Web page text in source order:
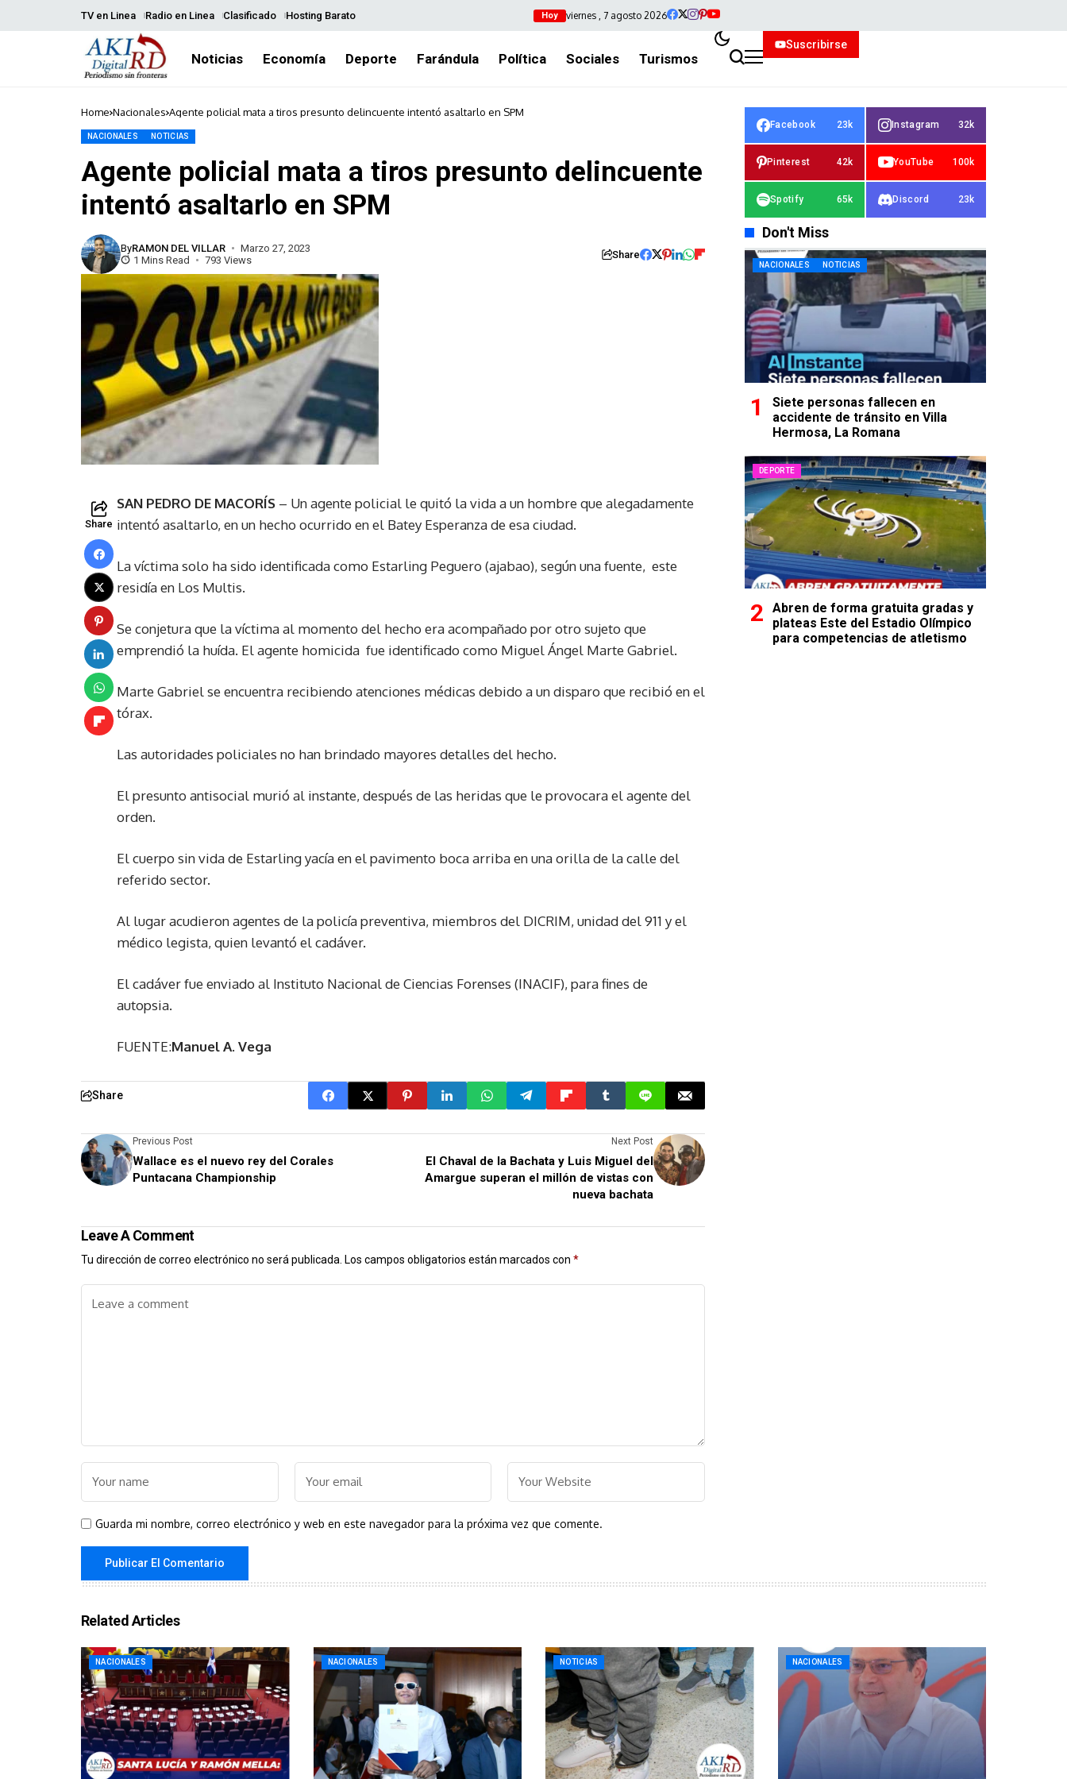
TV en Linea Radio en Linea Clasificado Hosting Barato Hoy viernes , 7 agosto 2026
Noticias Economía Deporte Farándula Política Sociales Turismos
Suscribirse
Home Nacionales Agente policial mata a tiros presunto delincuente intentó asaltarlo en SPM
NACIONALES NOTICIAS
Agente policial mata a tiros presunto delincuente
intentó asaltarlo en SPM
ByRAMON DEL VILLAR
Marzo 27, 2023
1 Mins Read
793 Views Share
Share
SAN PEDRO DE MACORÍS – Un agente policial le quitó la vida a un hombre que alegadamente
intentó asaltarlo, en un hecho ocurrido en el Batey Esperanza de esa ciudad.
La víctima solo ha sido identificada como Estarling Peguero (ajabao), según una fuente, este
residía en Los Multis.
Se conjetura que la víctima al momento del hecho era acompañado por otro sujeto que
emprendió la huída. El agente homicida fue identificado como Miguel Ángel Marte Gabriel.
Marte Gabriel se encuentra recibiendo atenciones médicas debido a un disparo que recibió en el
tórax.
Las autoridades policiales no han brindado mayores detalles del hecho.
El presunto antisocial murió al instante, después de las heridas que le provocara el agente del
orden.
El cuerpo sin vida de Estarling yacía en el pavimento boca arriba en una orilla de la calle del
referido sector.
Al lugar acudieron agentes de la policía preventiva, miembros del DICRIM, unidad del 911 y el
médico legista, quien levantó el cadáver.
El cadáver fue enviado al Instituto Nacional de Ciencias Forenses (INACIF), para fines de
autopsia.
FUENTE:Manuel A. Vega
Share
Previous Post
Wallace es el nuevo rey del Corales
Puntacana Championship
Next Post
El Chaval de la Bachata y Luis Miguel del
Amargue superan el millón de vistas con
nueva bachata
Leave A Comment
Tu dirección de correo electrónico no será publicada. Los campos obligatorios están marcados con *
Guarda mi nombre, correo electrónico y web en este navegador para la próxima vez que comente.
Facebook 23k Instagram 32k
Pinterest 42k YouTube 100k
Spotify 65k Discord 23k
Don't Miss
NACIONALES NOTICIAS
Siete personas fallecen en
accidente de tránsito en Villa
Hermosa, La Romana
DEPORTE
Abren de forma gratuita gradas y
plateas Este del Estadio Olímpico
para competencias de atletismo
Related Articles
NACIONALES NACIONALES NOTICIAS NACIONALES